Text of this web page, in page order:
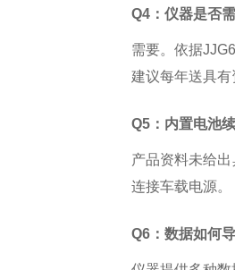
Q4：仪器是否
需要。依据
建议每年送具
Q5：内置电池
产品资料未给
连接车载电源。
Q6：数据如何